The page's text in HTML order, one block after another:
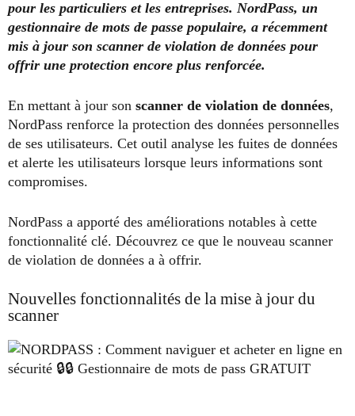
pour les particuliers et les entreprises. NordPass, un
gestionnaire de mots de passe populaire, a récemment
mis à jour son scanner de violation de données pour
offrir une protection encore plus renforcée.
En mettant à jour son scanner de violation de données,
NordPass renforce la protection des données personnelles
de ses utilisateurs. Cet outil analyse les fuites de données
et alerte les utilisateurs lorsque leurs informations sont
compromises.
NordPass a apporté des améliorations notables à cette
fonctionnalité clé. Découvrez ce que le nouveau scanner
de violation de données a à offrir.
Nouvelles fonctionnalités de la mise à jour du
scanner